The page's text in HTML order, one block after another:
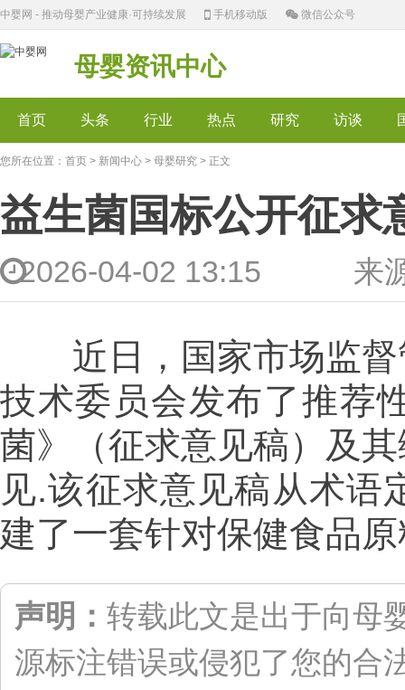
中婴网 - 推动母婴产业健康·可持续发展 手机移动版 微信公众号
母婴资讯中心
首页 头条 行业 热点 研究 访谈
您所在位置： 首页 > 新闻中心 > 母婴研究 > 正文
益生菌国标公开征求
2026-04-02 13:15 来源
近日，国家市场监督
技术委员会发布了推荐
菌》（征求意见稿）及
见.该征求意见稿从术语
建了一套针对保健食品
声明： 转载此文是出于向母
源标注错误或侵犯了您的合